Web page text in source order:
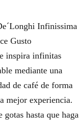
Infinissima
Gusto
inspira infinitas
mediante una
de café de forma
mejor experiencia.
hasta que haga